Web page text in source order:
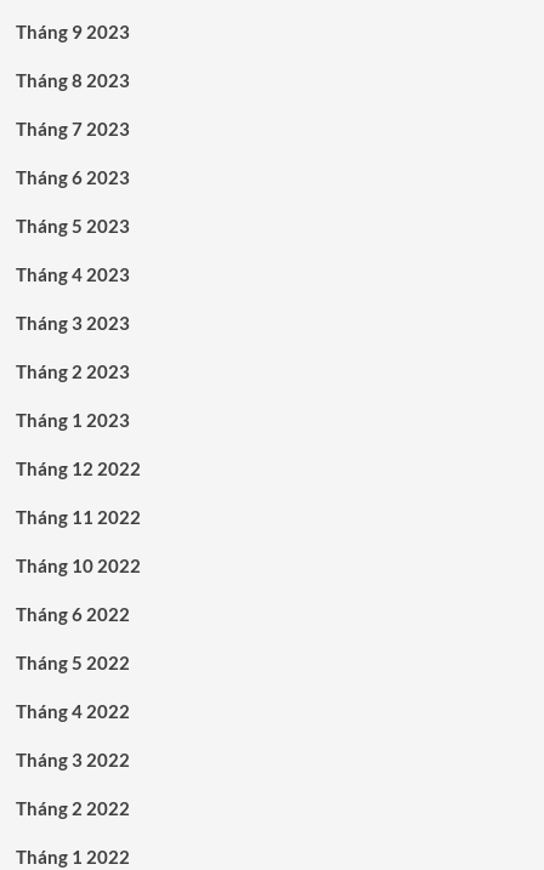
Tháng 9 2023
Tháng 8 2023
Tháng 7 2023
Tháng 6 2023
Tháng 5 2023
Tháng 4 2023
Tháng 3 2023
Tháng 2 2023
Tháng 1 2023
Tháng 12 2022
Tháng 11 2022
Tháng 10 2022
Tháng 6 2022
Tháng 5 2022
Tháng 4 2022
Tháng 3 2022
Tháng 2 2022
Tháng 1 2022